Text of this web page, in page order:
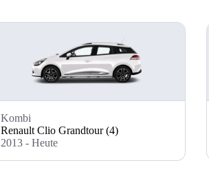
Kombi
Renault Clio Grandtour (4)
2013 - Heute